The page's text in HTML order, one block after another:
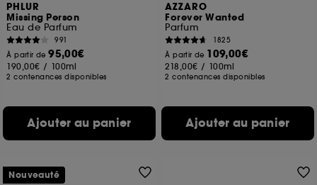
PHLUR
Missing Person
Eau de Parfum
991
À partir de95,00€
190,00€ / 100ml
2 contenances disponibles
Ajouter au panier
AZZARO
Forever Wanted
Parfum
1825
À partir de 109,00€
218,00€ / 100ml
2 contenances disponibles
Ajouter au panier
Nouveauté